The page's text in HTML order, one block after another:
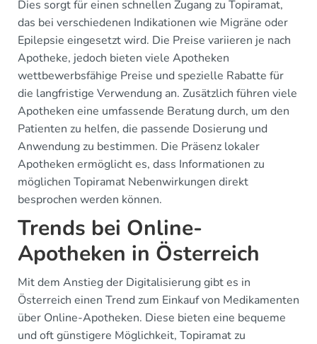
Dies sorgt für einen schnellen Zugang zu Topiramat,
das bei verschiedenen Indikationen wie Migräne oder
Epilepsie eingesetzt wird. Die Preise variieren je nach
Apotheke, jedoch bieten viele Apotheken
wettbewerbsfähige Preise und spezielle Rabatte für
die langfristige Verwendung an. Zusätzlich führen viele
Apotheken eine umfassende Beratung durch, um den
Patienten zu helfen, die passende Dosierung und
Anwendung zu bestimmen. Die Präsenz lokaler
Apotheken ermöglicht es, dass Informationen zu
möglichen Topiramat Nebenwirkungen direkt
besprochen werden können.
Trends bei Online-
Apotheken in Österreich
Mit dem Anstieg der Digitalisierung gibt es in
Österreich einen Trend zum Einkauf von Medikamenten
über Online-Apotheken. Diese bieten eine bequeme
und oft günstigere Möglichkeit, Topiramat zu